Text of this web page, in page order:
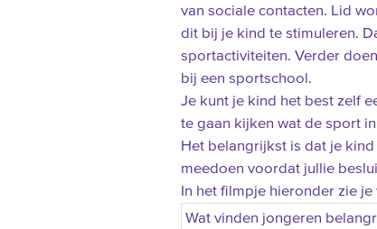
van sociale contacten. Lid
dit bij je kind te stimuleren.
sportactiviteiten. Verder
bij een sportschool.
Je kunt je kind het best zelf
te gaan kijken wat de sport
Het belangrijkst is dat je
meedoen voordat jullie
In het filmpje hieronder zie
Wat vinden jongeren